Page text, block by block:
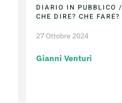
DIARIO IN PUBBLICO /
CHE DIRE? CHE FARE?
27 Ottobre 2024
Gianni Venturi